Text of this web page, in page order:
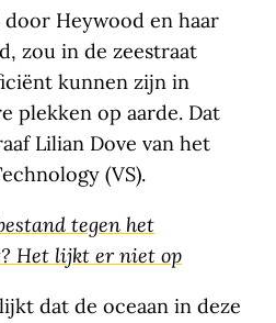
Heywood en haar
zou in de zeestraat
kunnen zijn in
plekken op aarde. Dat
Lilian Dove van het
(VS).
tegen het
Het lijkt er niet op
dat de oceaan in deze